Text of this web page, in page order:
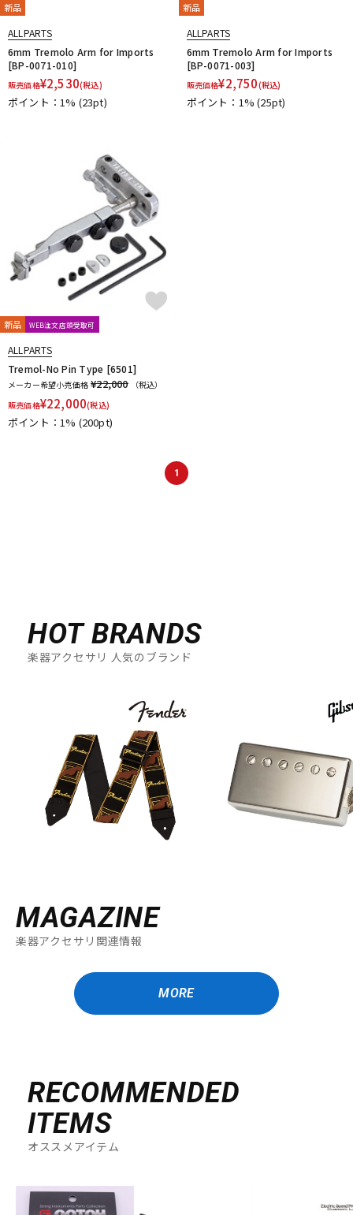
新品
ALLPARTS
6mm Tremolo Arm for Imports
[BP-0071-010]
販売価格¥2,530(税込)
ポイント：1% (23pt)
新品
ALLPARTS
6mm Tremolo Arm for Imports
[BP-0071-003]
販売価格¥2,750(税込)
ポイント：1%(25pt)
新品 WEB注文店頭受取可
ALLPARTS
Tremol-No Pin Type [6501]
メーカー希望小売価格 ¥22,000
（税込）
販売価格¥22,000(税込)
ポイント：1% (200pt)
1
HOT BRANDS
楽器アクセサリ 人気のブランド
MAGAZINE
楽器アクセサリ関連情報
MORE
RECOMMENDED
ITEMS
オススメアイテム